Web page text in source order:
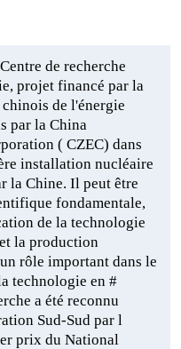
de recherche
projet financé par la
de l'énergie
par la China
( CZEC) dans
installation nucléaire
la Chine. Il peut être
fondamentale,
de la technologie
la production
rôle important dans le
technologie en #
a été reconnu
Sud-Sud par l
prix du National